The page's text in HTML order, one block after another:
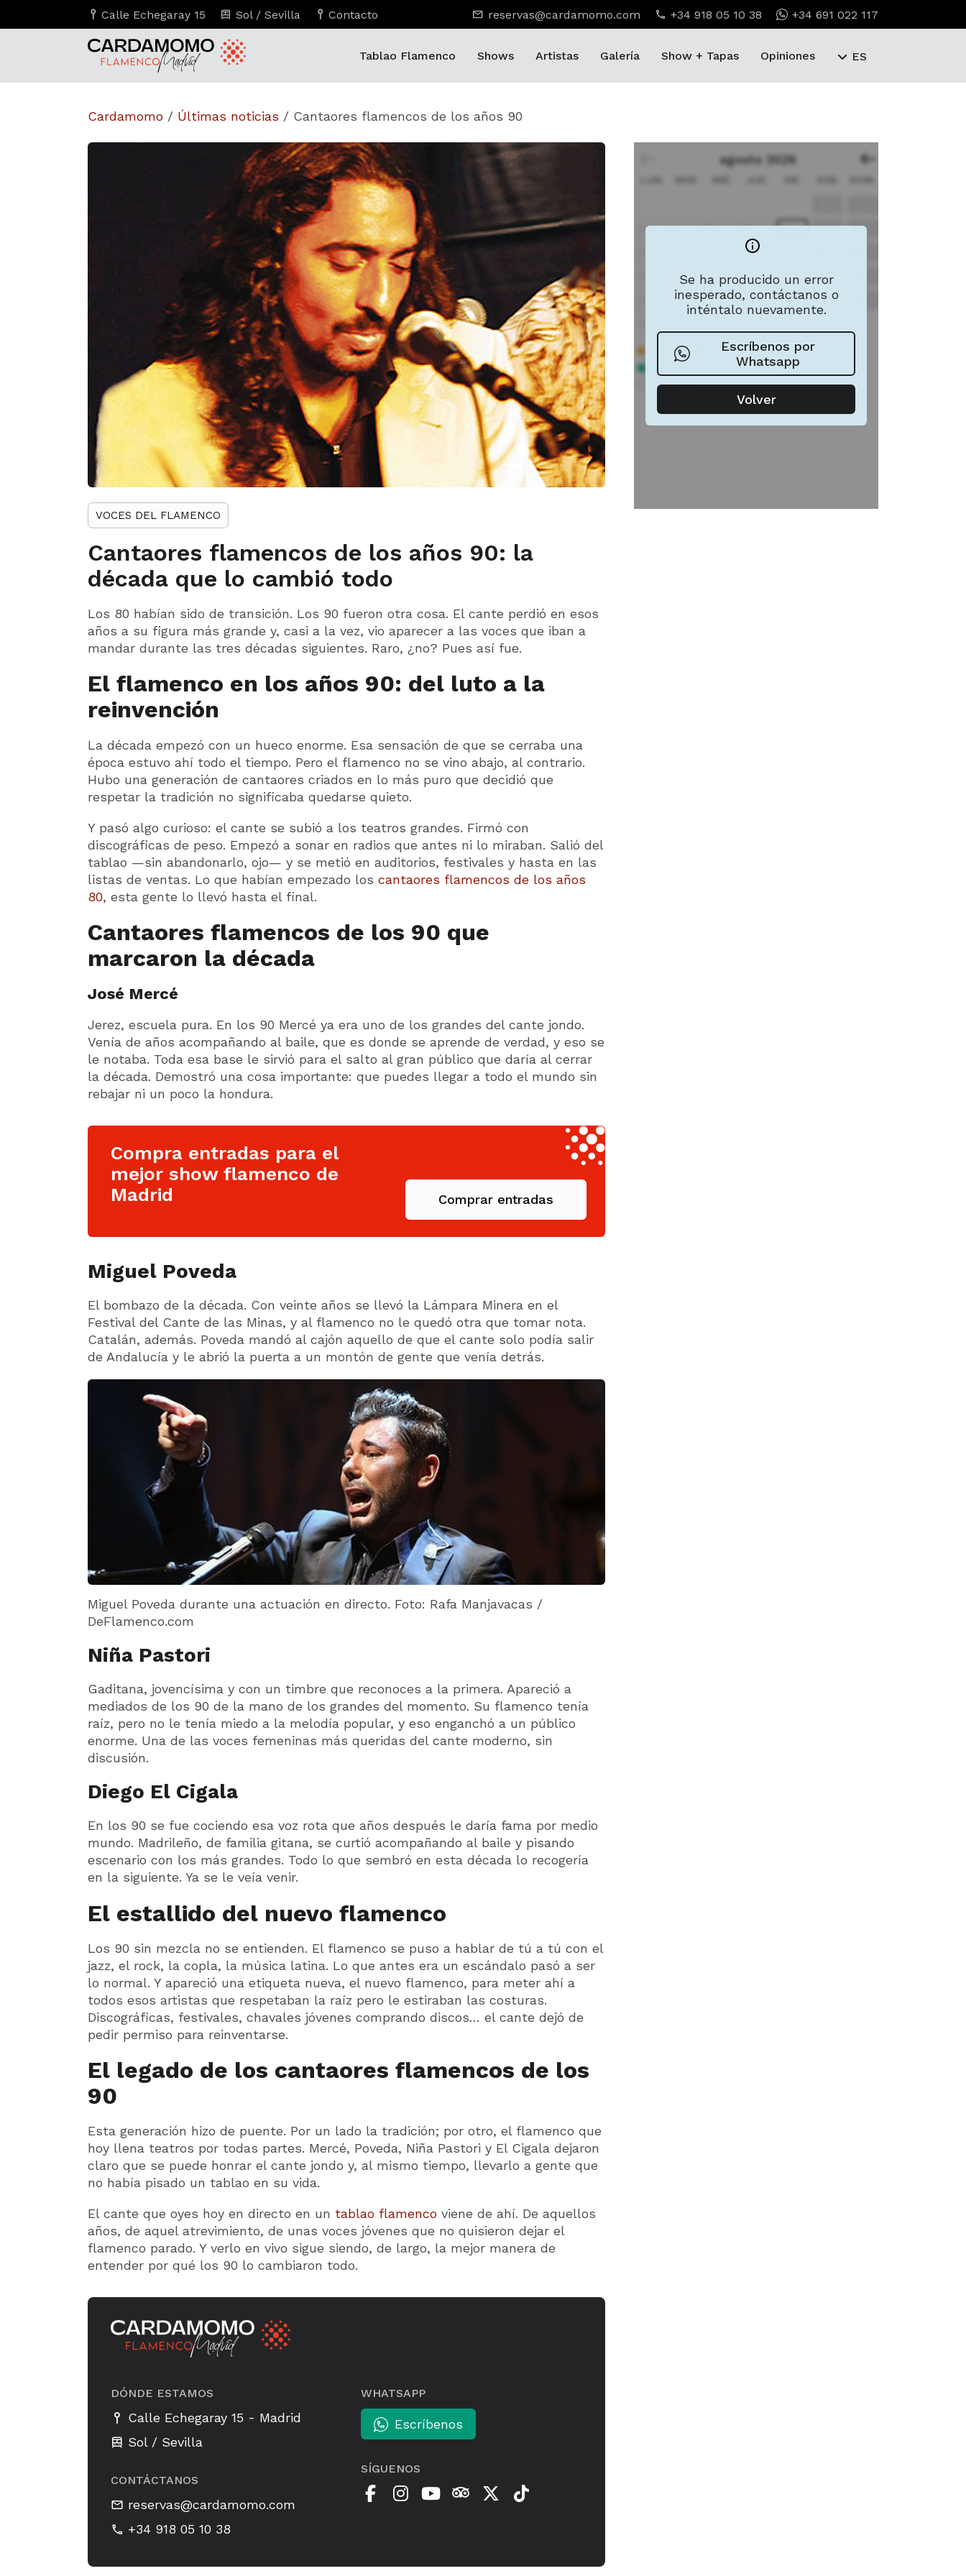
Calle Echegaray 15 Sol / Sevilla Contacto reservas@cardamomo.com +34 918 05 10 38 +34 691 022 117
Tablao Flamenco Shows Artistas Galería Show + Tapas Opiniones ES
Cardamomo / Últimas noticias / Cantaores flamencos de los años 90
VOCES DEL FLAMENCO
Cantaores flamencos de los años 90: la
década que lo cambió todo
Los 80 habían sido de transición. Los 90 fueron otra cosa. El cante perdió en esos
años a su figura más grande y, casi a la vez, vio aparecer a las voces que iban a
mandar durante las tres décadas siguientes. Raro, ¿no? Pues así fue.
El flamenco en los años 90: del luto a la
reinvención
La década empezó con un hueco enorme. Esa sensación de que se cerraba una
época estuvo ahí todo el tiempo. Pero el flamenco no se vino abajo, al contrario.
Hubo una generación de cantaores criados en lo más puro que decidió que
respetar la tradición no significaba quedarse quieto.
Y pasó algo curioso: el cante se subió a los teatros grandes. Firmó con
discográficas de peso. Empezó a sonar en radios que antes ni lo miraban. Salió del
tablao —sin abandonarlo, ojo— y se metió en auditorios, festivales y hasta en las
listas de ventas. Lo que habían empezado los cantaores flamencos de los años
80, esta gente lo llevó hasta el final.
Cantaores flamencos de los 90 que
marcaron la década
José Mercé
Jerez, escuela pura. En los 90 Mercé ya era uno de los grandes del cante jondo.
Venía de años acompañando al baile, que es donde se aprende de verdad, y eso se
le notaba. Toda esa base le sirvió para el salto al gran público que daría al cerrar
la década. Demostró una cosa importante: que puedes llegar a todo el mundo sin
rebajar ni un poco la hondura.
Compra entradas para el
mejor show flamenco de
Madrid
Comprar entradas
Miguel Poveda
El bombazo de la década. Con veinte años se llevó la Lámpara Minera en el
Festival del Cante de las Minas, y al flamenco no le quedó otra que tomar nota.
Catalán, además. Poveda mandó al cajón aquello de que el cante solo podía salir
de Andalucía y le abrió la puerta a un montón de gente que venía detrás.
Miguel Poveda durante una actuación en directo. Foto: Rafa Manjavacas /
DeFlamenco.com
Niña Pastori
Gaditana, jovencísima y con un timbre que reconoces a la primera. Apareció a
mediados de los 90 de la mano de los grandes del momento. Su flamenco tenía
raíz, pero no le tenía miedo a la melodía popular, y eso enganchó a un público
enorme. Una de las voces femeninas más queridas del cante moderno, sin
discusión.
Diego El Cigala
En los 90 se fue cociendo esa voz rota que años después le daría fama por medio
mundo. Madrileño, de familia gitana, se curtió acompañando al baile y pisando
escenario con los más grandes. Todo lo que sembró en esta década lo recogería
en la siguiente. Ya se le veía venir.
El estallido del nuevo flamenco
Los 90 sin mezcla no se entienden. El flamenco se puso a hablar de tú a tú con el
jazz, el rock, la copla, la música latina. Lo que antes era un escándalo pasó a ser
lo normal. Y apareció una etiqueta nueva, el nuevo flamenco, para meter ahí a
todos esos artistas que respetaban la raíz pero le estiraban las costuras.
Discográficas, festivales, chavales jóvenes comprando discos… el cante dejó de
pedir permiso para reinventarse.
El legado de los cantaores flamencos de los
90
Esta generación hizo de puente. Por un lado la tradición; por otro, el flamenco que
hoy llena teatros por todas partes. Mercé, Poveda, Niña Pastori y El Cigala dejaron
claro que se puede honrar el cante jondo y, al mismo tiempo, llevarlo a gente que
no había pisado un tablao en su vida.
El cante que oyes hoy en directo en un tablao flamenco viene de ahí. De aquellos
años, de aquel atrevimiento, de unas voces jóvenes que no quisieron dejar el
flamenco parado. Y verlo en vivo sigue siendo, de largo, la mejor manera de
entender por qué los 90 lo cambiaron todo.
DÓNDE ESTAMOS
Calle Echegaray 15 - Madrid
Sol / Sevilla
CONTÁCTANOS
reservas@cardamomo.com
+34 918 05 10 38
WHATSAPP
Escríbenos
SÍGUENOS